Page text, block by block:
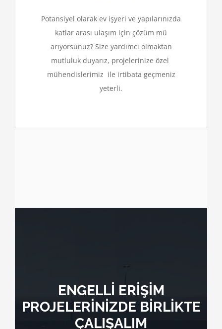
Potansiyel olarak ev işyeri ve yapılarınızda
katlar arası ulaşım için çözüm mü
arıyorsunuz? Size yardımcı olmaktan
mutluluk duyarız, projelerinize özel
mühendislerimiz ile irtibata geçmeniz
yeterli.
ENGELLİ ERİŞİM
PROJELERİNİZDE BİRLİKTE
ÇALIŞALIM